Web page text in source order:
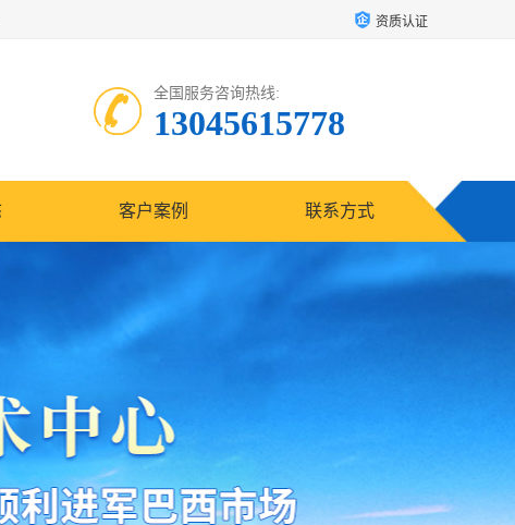
资质认证
全国服务咨询热线:
13045615778
客户案例 联系方式